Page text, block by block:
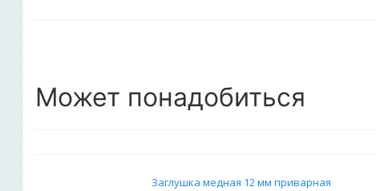
Может понадобиться
Заглушка медная 12 мм приварная